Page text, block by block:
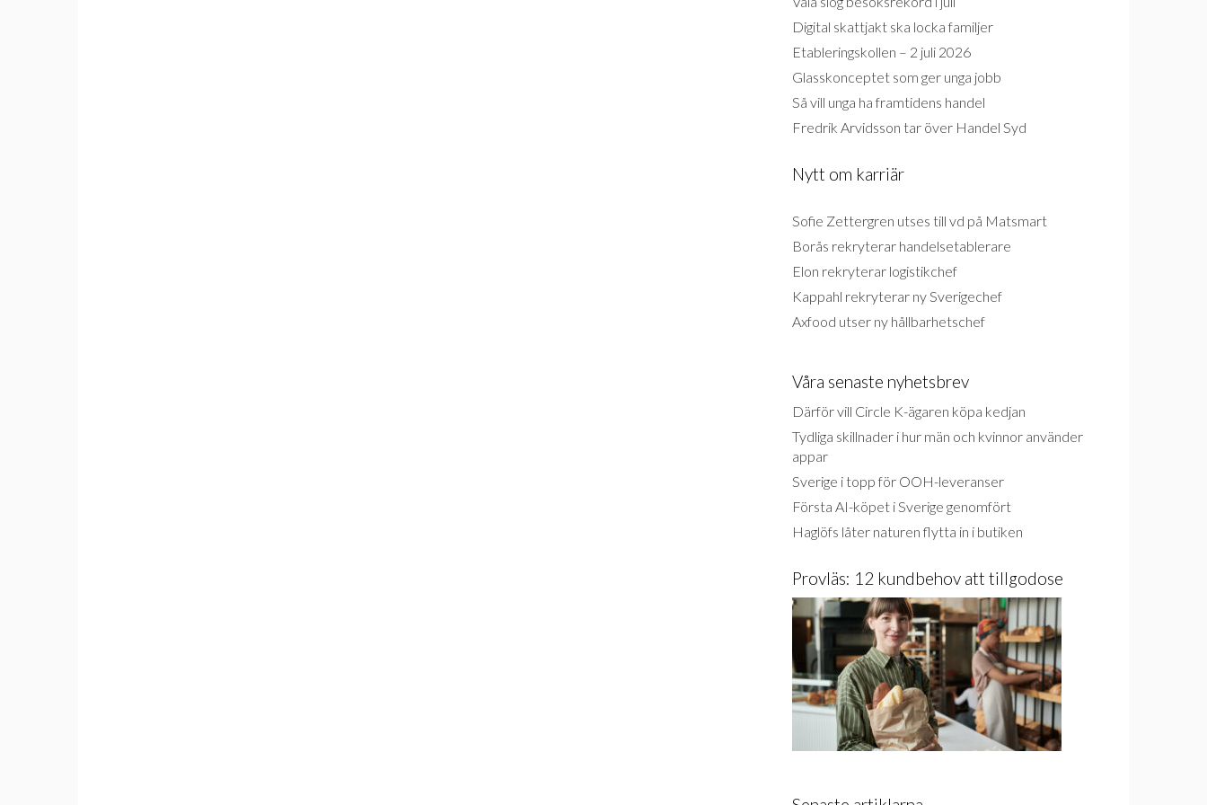
Digital skattjakt ska locka familjer
Etableringskollen – 2 juli 2026
Glasskonceptet som ger unga jobb
Så vill unga ha framtidens handel
Fredrik Arvidsson tar över Handel Syd
Nytt om karriär
Sofie Zettergren utses till vd på Matsmart
Borås rekryterar handelsetablerare
Elon rekryterar logistikchef
Kappahl rekryterar ny Sverigechef
Axfood utser ny hållbarhetschef
Våra senaste nyhetsbrev
Därför vill Circle K-ägaren köpa kedjan
Tydliga skillnader i hur män och kvinnor använder
appar
Sverige i topp för OOH-leveranser
Första AI-köpet i Sverige genomfört
Haglöfs låter naturen flytta in i butiken
Provläs: 12 kundbehov att tillgodose